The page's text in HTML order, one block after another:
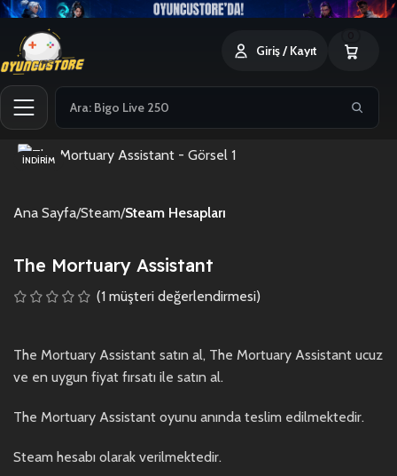
Giriş / Kayıt
İNDIRIM
Ana Sayfa Steam Steam Hesapları
The Mortuary Assistant
(1 müşteri değerlendirmesi)
The Mortuary Assistant satın al, The Mortuary Assistant ucuz
ve en uygun fiyat fırsatı ile satın al.
The Mortuary Assistant oyunu anında teslim edilmektedir.
Steam hesabı olarak verilmektedir.